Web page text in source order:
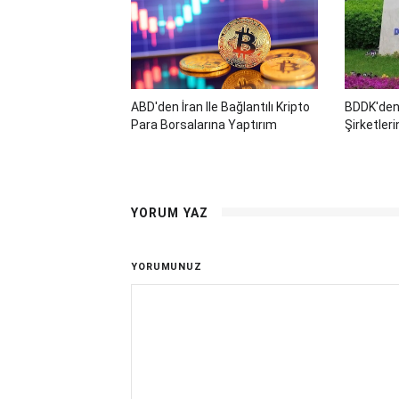
ABD'den İran Ile Bağlantılı Kripto
Para Borsalarına Yaptırım
YORUM YAZ
YORUMUNUZ